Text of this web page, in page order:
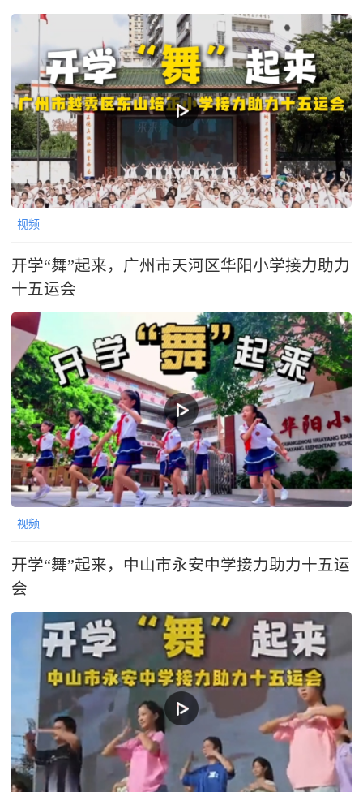
视频
开学“舞”起来，广州市天河区华阳小学接力助力
十五运会
视频
开学“舞”起来，中山市永安中学接力助力十五运
会